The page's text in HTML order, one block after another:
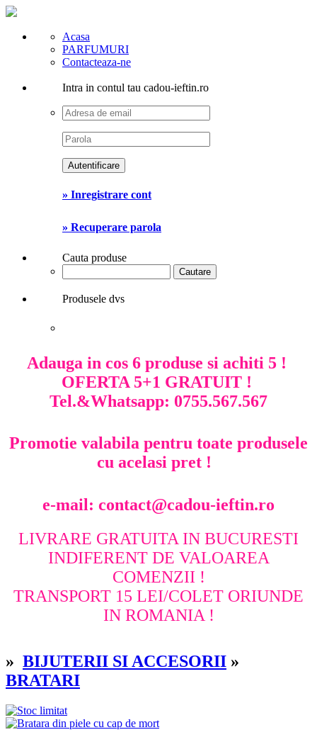
Acasa
PARFUMURI
Contacteaza-ne
Intra in contul tau cadou-ieftin.ro
» Inregistrare cont
» Recuperare parola
Cauta produse
Produsele dvs
Adauga in cos 6 produse si achiti 5 !
OFERTA 5+1 GRATUIT !
Tel.&Whatsapp: 0755.567.567
Promotie valabila pentru toate produsele
cu acelasi pret !
e-mail: contact@cadou-ieftin.ro
LIVRARE GRATUITA IN BUCURESTI
INDIFERENT DE VALOAREA
COMENZII !
TRANSPORT 15 LEI/COLET ORIUNDE
IN ROMANIA !
» BIJUTERII SI ACCESORII »
BRATARI